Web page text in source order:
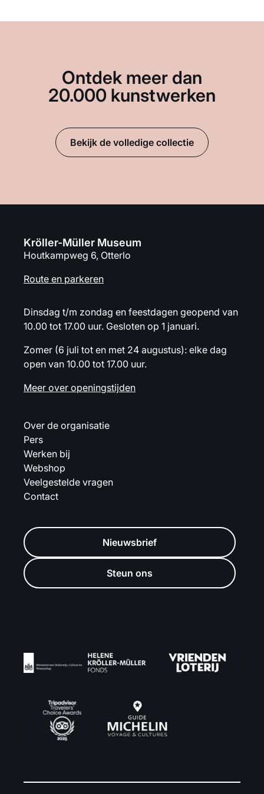
Ontdek meer dan
20.000 kunstwerken
Bekijk de volledige collectie
Kröller-Müller Museum
Houtkampweg 6, Otterlo
Route en parkeren
Dinsdag t/m zondag en feestdagen geopend van
10.00 tot 17.00 uur. Gesloten op 1 januari.
Zomer (6 juli tot en met 24 augustus): elke dag
open van 10.00 tot 17.00 uur.
Meer over openingstijden
Over de organisatie
Pers
Werken bij
Webshop
Veelgestelde vragen
Contact
Nieuwsbrief
Steun ons